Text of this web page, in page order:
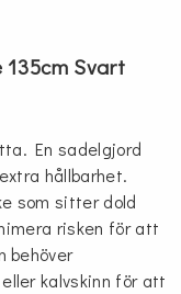
Svart
En sadelgjord
hållbarhet.
som sitter dold
risken för att
behöver
kalvskinn för att